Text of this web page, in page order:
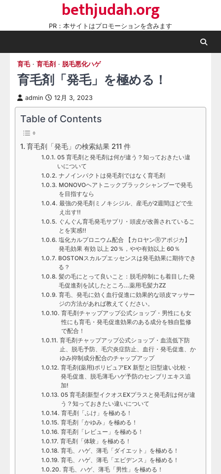
content
bethjudah.org
PR：本サイトはプロモーションを含みます
育毛 育毛剤 脱毛悪化ハゲ
育毛剤「発毛」を極める！
admin 12月 3, 2023
Table of Contents
育毛剤「発毛」の検索結果 211 件
05 育毛剤と発毛剤は何が違う？知っておきたい違
いについて
ナノインパクトは発毛剤ではなく育毛剤
MONOVOヘアトニックブラックシャンプーで発毛
を目指すなら
最強の発毛剤ミノキシジル、産毛が2週間ほどで生
え出す!!
ぐんぐん育毛発毛サプリ・頭皮が改善されているこ
とを実感!!
塩化カルプロニウム配合 【カロヤンⓇアポジカ】
発毛効果 有効 以上 20％，やや有効以上 60％
BOSTONスカルプエッセンスは発毛効果に期待でき
る？
髪の毛にとって良いこと：脱毛抑制にも着目した発
毛促進剤を試したところ…薬用毛髪力ZZ
育毛、発毛に効く血行促進に効果的な頭皮マッサー
ジの方法があれば教えてください。
育毛剤チャップアップ公式ショップ・男性にも女
性にも育毛・発毛促進効果のある成分を独自監修
で配合！
育毛剤チャップアップ公式ショップ・血流低下防
止、脱毛予防、毛穴炎症防止、血行・発毛促進、か
ゆみ抑制成分配合のチャップアップ
育毛剤(薬用)ポリピュアEX 新型と旧型違い比較・
発毛促進、脱毛薄毛ハゲ予防のセンブリエキス追
加!
05 育毛剤新型イクオスEXプラスと発毛剤は何が違
う？知っておきたい違いについて
育毛剤「ふけ」を極める！
育毛剤「かゆみ」を極める！
育毛剤「レビュー」を極める！
育毛剤「体験」を極める！
育毛、ハゲ、薄毛「ダイエット」を極める！
育毛、ハゲ、薄毛「エビデンス」を極める！
育毛、ハゲ、薄毛「男性」を極める！